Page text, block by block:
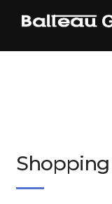
Shopping